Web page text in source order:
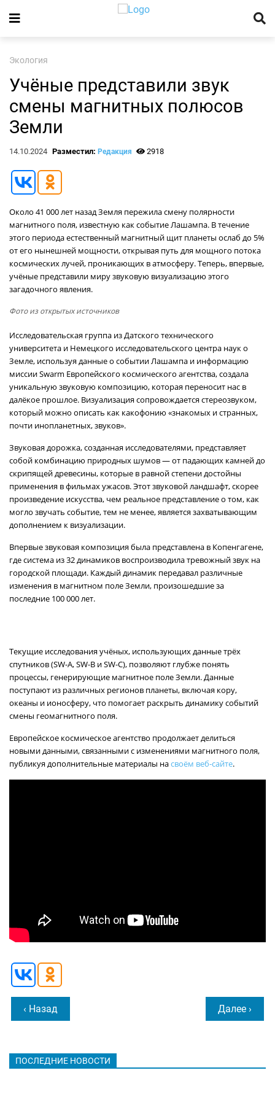
Экология
Учёные представили звук
смены магнитных полюсов
Земли
14.10.2024 Разместил: Редакция 2918
Около 41 000 лет назад Земля пережила смену полярности
магнитного поля, известную как событие Лашампа. В течение
этого периода естественный магнитный щит планеты ослаб до 5%
от его нынешней мощности, открывая путь для мощного потока
космических лучей, проникающих в атмосферу. Теперь, впервые,
учёные представили миру звуковую визуализацию этого
загадочного явления.
Фото из открытых источников
Исследовательская группа из Датского технического
университета и Немецкого исследовательского центра наук о
Земле, используя данные о событии Лашампа и информацию
миссии Swarm Европейского космического агентства, создала
уникальную звуковую композицию, которая переносит нас в
далёкое прошлое. Визуализация сопровождается стереозвуком,
который можно описать как какофонию «знакомых и странных,
почти инопланетных, звуков».
Звуковая дорожка, созданная исследователями, представляет
собой комбинацию природных шумов — от падающих камней до
скрипящей древесины, которые в равной степени достойны
применения в фильмах ужасов. Этот звуковой ландшафт, скорее
произведение искусства, чем реальное представление о том, как
могло звучать событие, тем не менее, является захватывающим
дополнением к визуализации.
Впервые звуковая композиция была представлена в Копенгагене,
где система из 32 динамиков воспроизводила тревожный звук на
городской площади. Каждый динамик передавал различные
изменения в магнитном поле Земли, произошедшие за
последние 100 000 лет.
Текущие исследования учёных, использующих данные трёх
спутников (SW-A, SW-B и SW-C), позволяют глубже понять
процессы, генерирующие магнитное поле Земли. Данные
поступают из различных регионов планеты, включая кору,
океаны и ионосферу, что помогает раскрыть динамику событий
смены геомагнитного поля.
Европейское космическое агентство продолжает делиться
новыми данными, связанными с изменениями магнитного поля,
публикуя дополнительные материалы насвоём веб-сайте.
‹ Назад Далее ›
ПОСЛЕДНИЕ НОВОСТИ